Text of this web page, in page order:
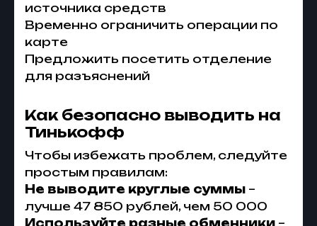
источника средств
Временно ограничить операции по
карте
Предложить посетить отделение
для разъяснений
Как безопасно выводить на
Тинькофф
Чтобы избежать проблем, следуйте
простым правилам:
Не выводите круглые суммы –
лучше 47 850 рублей, чем 50 000
Используйте разные обменники –